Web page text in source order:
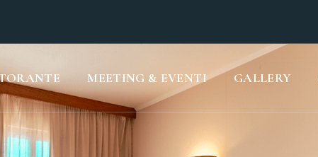
MEETING & EVENTI GALLERY